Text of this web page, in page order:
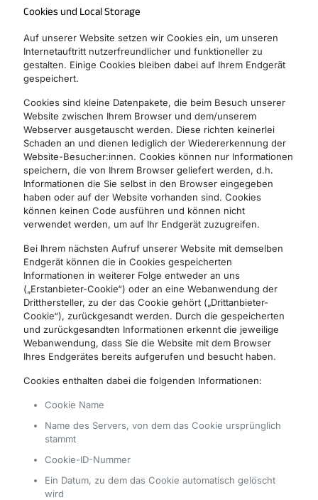
Cookies und Local Storage
Auf unserer Website setzen wir Cookies ein, um unseren
Internetauftritt nutzerfreundlicher und funktioneller zu
gestalten. Einige Cookies bleiben dabei auf Ihrem Endgerät
gespeichert.
Cookies sind kleine Datenpakete, die beim Besuch unserer
Website zwischen Ihrem Browser und dem/unserem
Webserver ausgetauscht werden. Diese richten keinerlei
Schaden an und dienen lediglich der Wiedererkennung der
Website-Besucher:innen. Cookies können nur Informationen
speichern, die von Ihrem Browser geliefert werden, d.h.
Informationen die Sie selbst in den Browser eingegeben
haben oder auf der Website vorhanden sind. Cookies
können keinen Code ausführen und können nicht
verwendet werden, um auf Ihr Endgerät zuzugreifen.
Bei Ihrem nächsten Aufruf unserer Website mit demselben
Endgerät können die in Cookies gespeicherten
Informationen in weiterer Folge entweder an uns
(„Erstanbieter-Cookie“) oder an eine Webanwendung der
Dritthersteller, zu der das Cookie gehört („Drittanbieter-
Cookie“), zurückgesandt werden. Durch die gespeicherten
und zurückgesandten Informationen erkennt die jeweilige
Webanwendung, dass Sie die Website mit dem Browser
Ihres Endgerätes bereits aufgerufen und besucht haben.
Cookies enthalten dabei die folgenden Informationen:
Cookie Name
Name des Servers, von dem das Cookie ursprünglich
stammt
Cookie-ID-Nummer
Ein Datum, zu dem das Cookie automatisch gelöscht
wird